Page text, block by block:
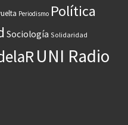
Periodismo Política
Sociología Solidaridad
UNI Radio